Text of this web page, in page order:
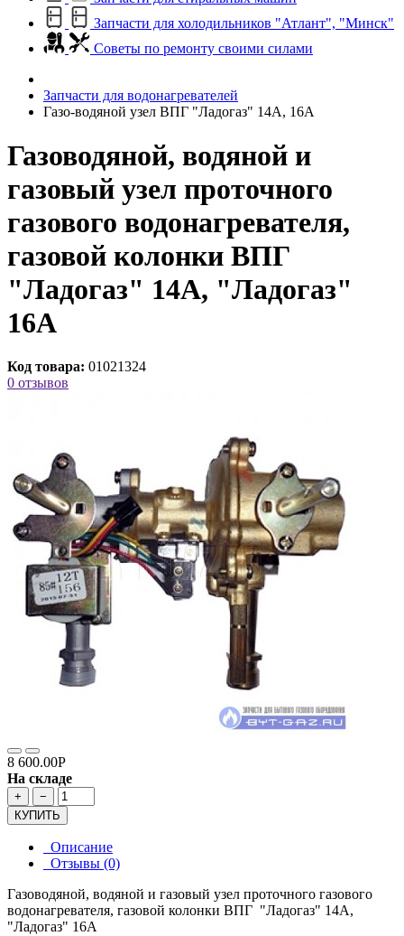
Запчасти для холодильников "Атлант", "Минск"
Советы по ремонту своими силами
Запчасти для водонагревателей
Газо-водяной узел ВПГ "Ладогаз" 14А, 16А
Газоводяной, водяной и
газовый узел проточного
газового водонагревателя,
газовой колонки ВПГ
"Ладогаз" 14А, "Ладогаз"
16А
Код товара: 01021324
0 отзывов
8 600.00Р
На складе
+
−
КУПИТЬ
Описание
Отзывы (0)
Газоводяной, водяной и газовый узел проточного газового
водонагревателя, газовой колонки ВПГ "Ладогаз" 14А,
"Ладогаз" 16А